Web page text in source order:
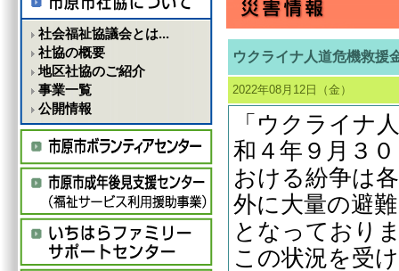
社会福祉協議会とは...
社協の概要
地区社協のご紹介
事業一覧
公開情報
ウクライナ人道危機救援
2022年08月12日（金）
「ウクライナ
和４年９月３
おける紛争は
外に大量の避
となっており
この状況を受